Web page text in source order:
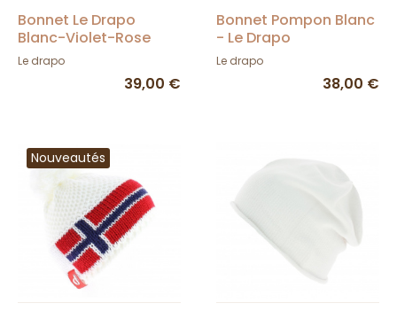
Bonnet Le Drapo
Blanc-Violet-Rose
Le drapo
39,00 €
Bonnet Pompon Blanc
- Le Drapo
Le drapo
38,00 €
Nouveautés